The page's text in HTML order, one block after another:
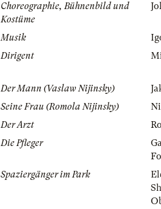
Choreographie, Bühnenbild und
Kostüme
Musik
Dirigent
Der Mann (Vaslaw Nijinsky)
Seine Frau (Romola Nijinsky)
Der Arzt
Die Pfleger
Spaziergänger im Park